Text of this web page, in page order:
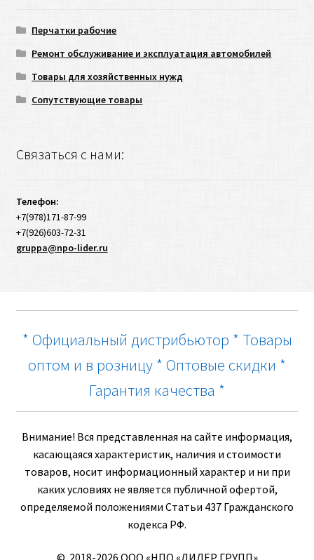
Перчатки рабочие
Ремонт обслуживание и эксплуатация автомобилей
Товары для хозяйственных нужд
Сопутствующие товары
Связаться с нами:
Телефон:
+7(978)171-87-99
+7(926)603-72-31
gruppa@npo-lider.ru
* Официальный дистрибьютор * Товары
оптом и в розницу * Оптовые скидки *
Гарантия качества *
Внимание! Вся представленная на сайте информация,
касающаяся характеристик, наличия и стоимости
товаров, носит информационный характер и ни при
каких условиях не является публичной офертой,
определяемой положениями Статьи 437 Гражданского
кодекса РФ.